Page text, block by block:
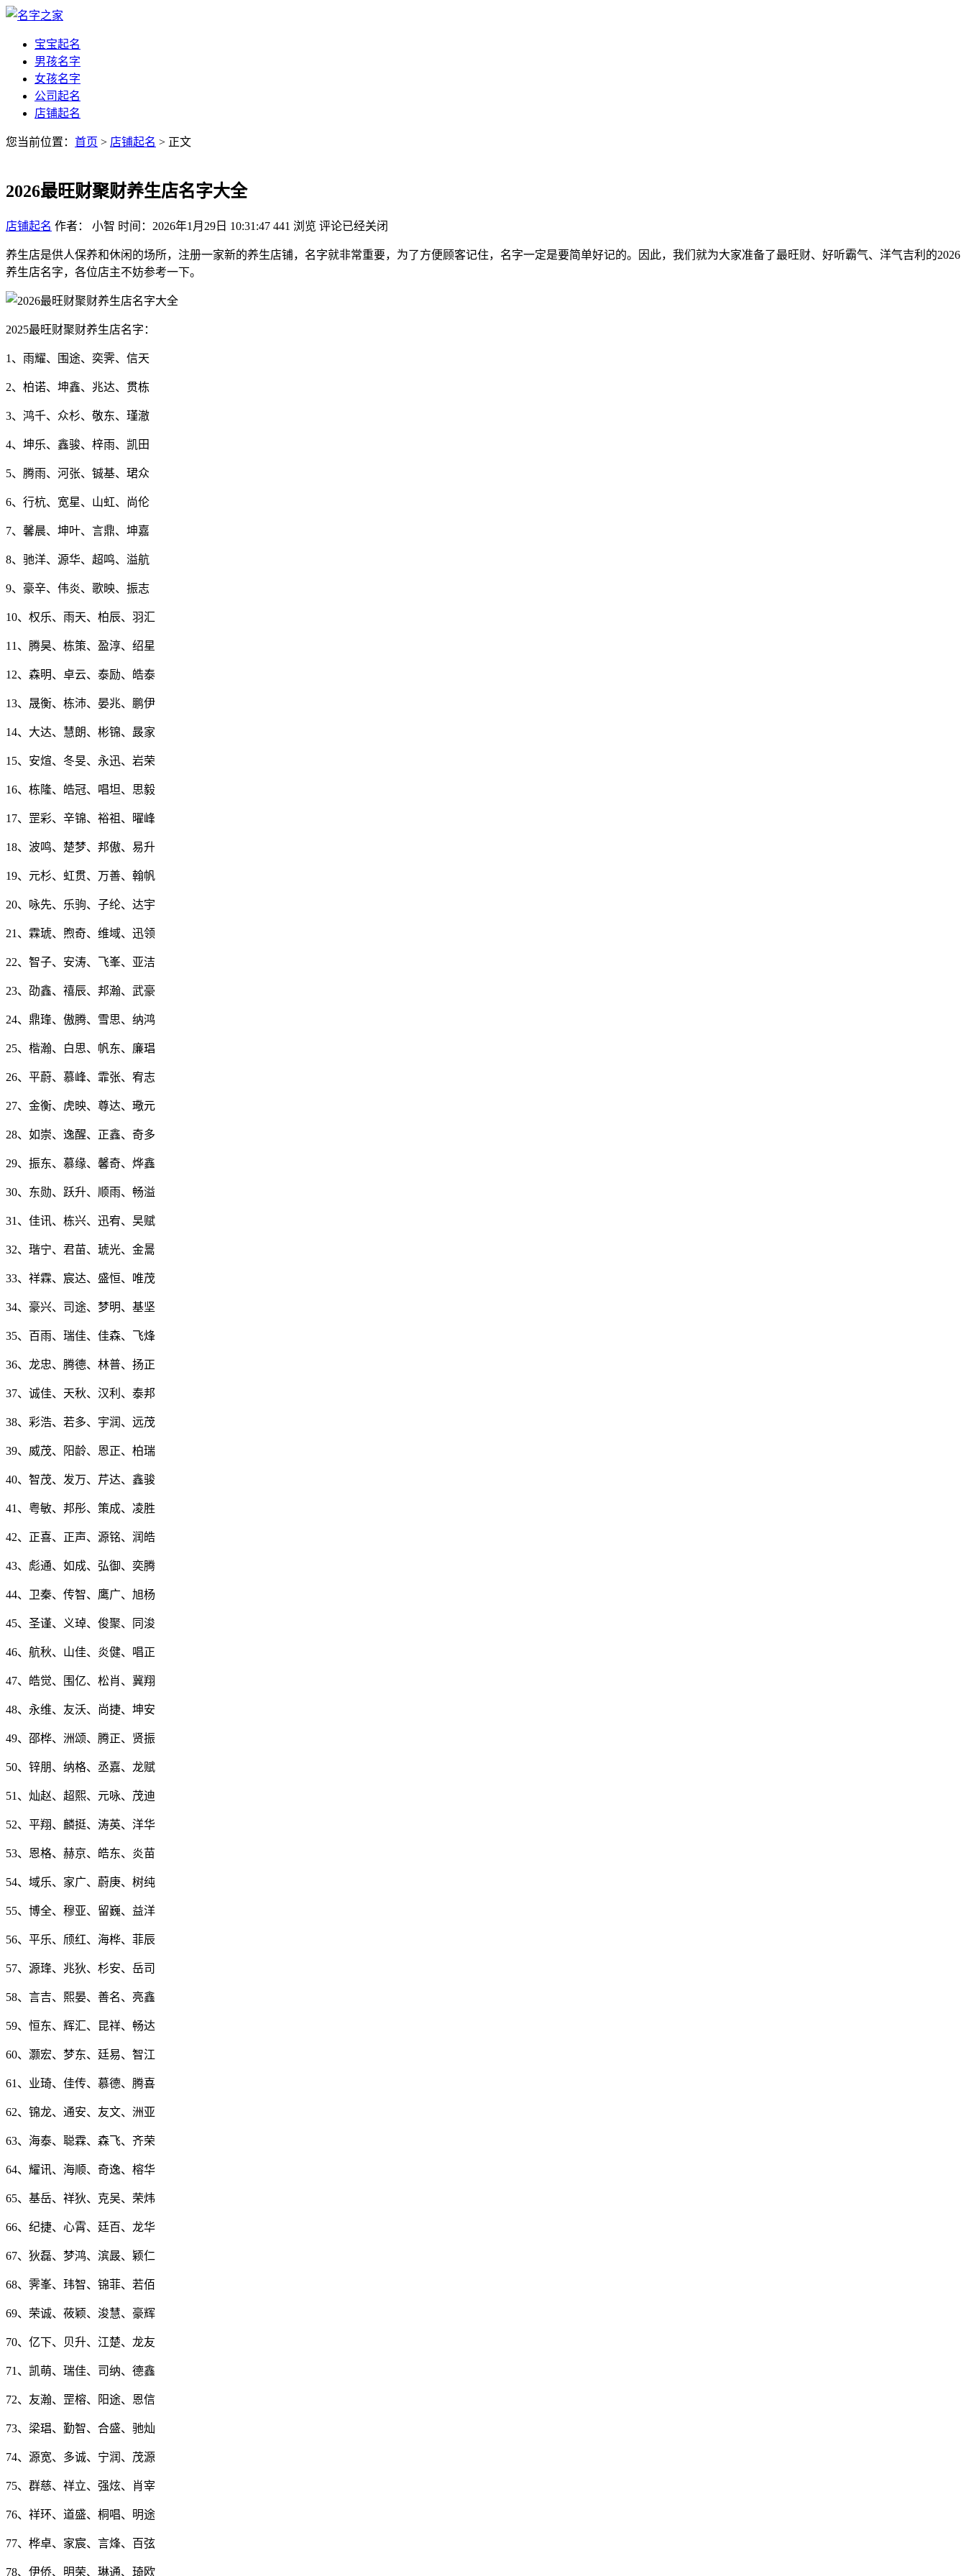
宝宝起名
男孩名字
女孩名字
公司起名
店铺起名
您当前位置： 首页 > 店铺起名 > 正文
2026最旺财聚财养生店名字大全
店铺起名 作者： 小智 时间：2026年1月29日 10:31:47 441 浏览 评论已经关闭
养生店是供人保养和休闲的场所，注册一家新的养生店铺，名字就非常重要，为了方便顾客记住，名字一定是要简单好记的。因此，我们就为大家准备了最旺财、好听霸气、洋气吉利的2026
养生店名字，各位店主不妨参考一下。
2025最旺财聚财养生店名字：
1、雨耀、围途、奕霁、信天
2、柏诺、坤鑫、兆达、贯栋
3、鸿千、众杉、敬东、瑾澈
4、坤乐、鑫骏、梓雨、凯田
5、腾雨、河张、铖基、珺众
6、行杭、宽星、山虹、尚伦
7、馨晨、坤叶、言鼎、坤嘉
8、驰洋、源华、超鸣、溢航
9、豪辛、伟炎、歌映、振志
10、权乐、雨天、柏辰、羽汇
11、腾昊、栋策、盈淳、绍星
12、森明、卓云、泰励、皓泰
13、晟衡、栋沛、晏兆、鹏伊
14、大达、慧朗、彬锦、晸家
15、安煊、冬旻、永迅、岩荣
16、栋隆、皓冠、唱坦、思毅
17、罡彩、辛锦、裕祖、曜峰
18、波鸣、楚梦、邦傲、易升
19、元杉、虹贯、万善、翰帆
20、咏先、乐驹、子纶、达宇
21、霖琥、煦奇、维域、迅领
22、智子、安涛、飞峯、亚洁
23、劭鑫、禧辰、邦瀚、武豪
24、鼎琒、傲腾、雪思、纳鸿
25、楷瀚、白思、帆东、廉琩
26、平蔚、慕峰、霏张、宥志
27、金衡、虎映、尊达、璥元
28、如崇、逸醒、正鑫、奇多
29、振东、慕缘、馨奇、烨鑫
30、东勋、跃升、顺雨、畅溢
31、佳讯、栋兴、迅宥、旲赋
32、瑎宁、君苗、琥光、金暠
33、祥霖、宸达、盛恒、唯茂
34、豪兴、司途、梦明、基坚
35、百雨、瑞佳、佳森、飞烽
36、龙忠、腾德、林普、扬正
37、诚佳、天秋、汉利、泰邦
38、彩浩、若多、宇润、远茂
39、威茂、阳龄、恩正、柏瑞
40、智茂、发万、芹达、鑫骏
41、粤敏、邦彤、策成、凌胜
42、正喜、正声、源铭、润皓
43、彪通、如成、弘御、奕腾
44、卫秦、传智、鹰广、旭杨
45、圣谨、义琸、俊聚、同浚
46、航秋、山佳、炎健、唱正
47、皓觉、围亿、松肖、冀翔
48、永维、友沃、尚捷、坤安
49、邵桦、洲颂、腾正、贤振
50、锌朋、纳格、丞嘉、龙赋
51、灿赵、超熙、元咏、茂迪
52、平翔、麟挺、涛英、洋华
53、恩格、赫京、皓东、炎苗
54、域乐、家广、蔚庚、树纯
55、博全、穆亚、留巍、益洋
56、平乐、颀红、海桦、菲辰
57、源琒、兆狄、杉安、岳司
58、言吉、熙晏、善名、亮鑫
59、恒东、辉汇、昆祥、畅达
60、灏宏、梦东、廷易、智江
61、业琦、佳传、慕德、腾喜
62、锦龙、通安、友文、洲亚
63、海泰、聪霖、森飞、齐荣
64、耀讯、海顺、奇逸、榕华
65、基岳、祥狄、克吴、荣炜
66、纪捷、心霄、廷百、龙华
67、狄磊、梦鸿、滨晸、颖仁
68、霁峯、玮智、锦菲、若佰
69、荣诚、莜颖、浚慧、豪辉
70、亿下、贝升、江楚、龙友
71、凯萌、瑞佳、司纳、德鑫
72、友瀚、罡榕、阳途、恩信
73、梁琩、勤智、合盛、驰灿
74、源宽、多诚、宁润、茂源
75、群慈、祥立、强炫、肖宰
76、祥环、道盛、桐唱、明途
77、桦卓、家宸、言烽、百弦
78、伊侨、明荣、琳通、琦欧